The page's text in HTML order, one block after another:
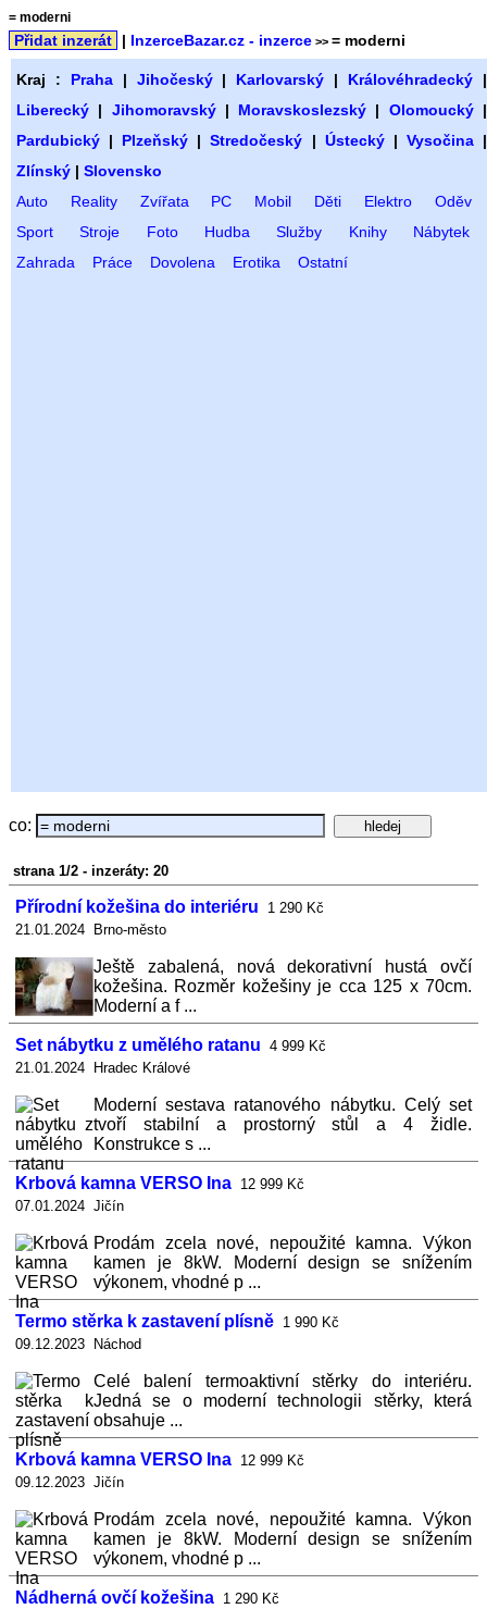
= moderni
Přidat inzerát | InzerceBazar.cz - inzerce >> = moderni
Kraj : Praha| Jihočeský| Karlovarský | Královéhradecký |
Liberecký | Jihomoravský| Moravskoslezský | Olomoucký|
Pardubický | Plzeňský |Stredočeský | Ústecký| Vysočina|
Zlínský | Slovensko
Auto
Reality Zvířata PC Mobil Děti Elektro
Oděv
Sport
Stroje Foto Hudba Služby Knihy
Nábytek
Zahrada
Práce Dovolena Erotika Ostatní
co:
strana 1/2 - inzeráty: 20
Přírodní kožešina do interiéru
1 290 Kč
21.01.2024 Brno-město
Ještě zabalená, nová dekorativní hustá ovčí
kožešina. Rozměr kožešiny je cca 125 x 70cm.
Moderní a f ...
Set nábytku z umělého ratanu 4 999 Kč
21.01.2024 Hradec Králové
Moderní sestava ratanového nábytku. Celý set
tvoří stabilní a prostorný stůl a 4 židle.
Konstrukce s ...
Krbová kamna VERSO Ina 12 999 Kč
07.01.2024 Jičín
Prodám zcela nové, nepoužité kamna. Výkon
kamen je 8kW. Moderní design se snížením
výkonem, vhodné p ...
Termo stěrka k zastavení plísně 1 990 Kč
09.12.2023 Náchod
Celé balení termoaktivní stěrky do interiéru.
Jedná se o moderní technologii stěrky, která
obsahuje ...
Krbová kamna VERSO Ina 12 999 Kč
09.12.2023 Jičín
Prodám zcela nové, nepoužité kamna. Výkon
kamen je 8kW. Moderní design se snížením
výkonem, vhodné p ...
Nádherná ovčí kožešina 1 290 Kč